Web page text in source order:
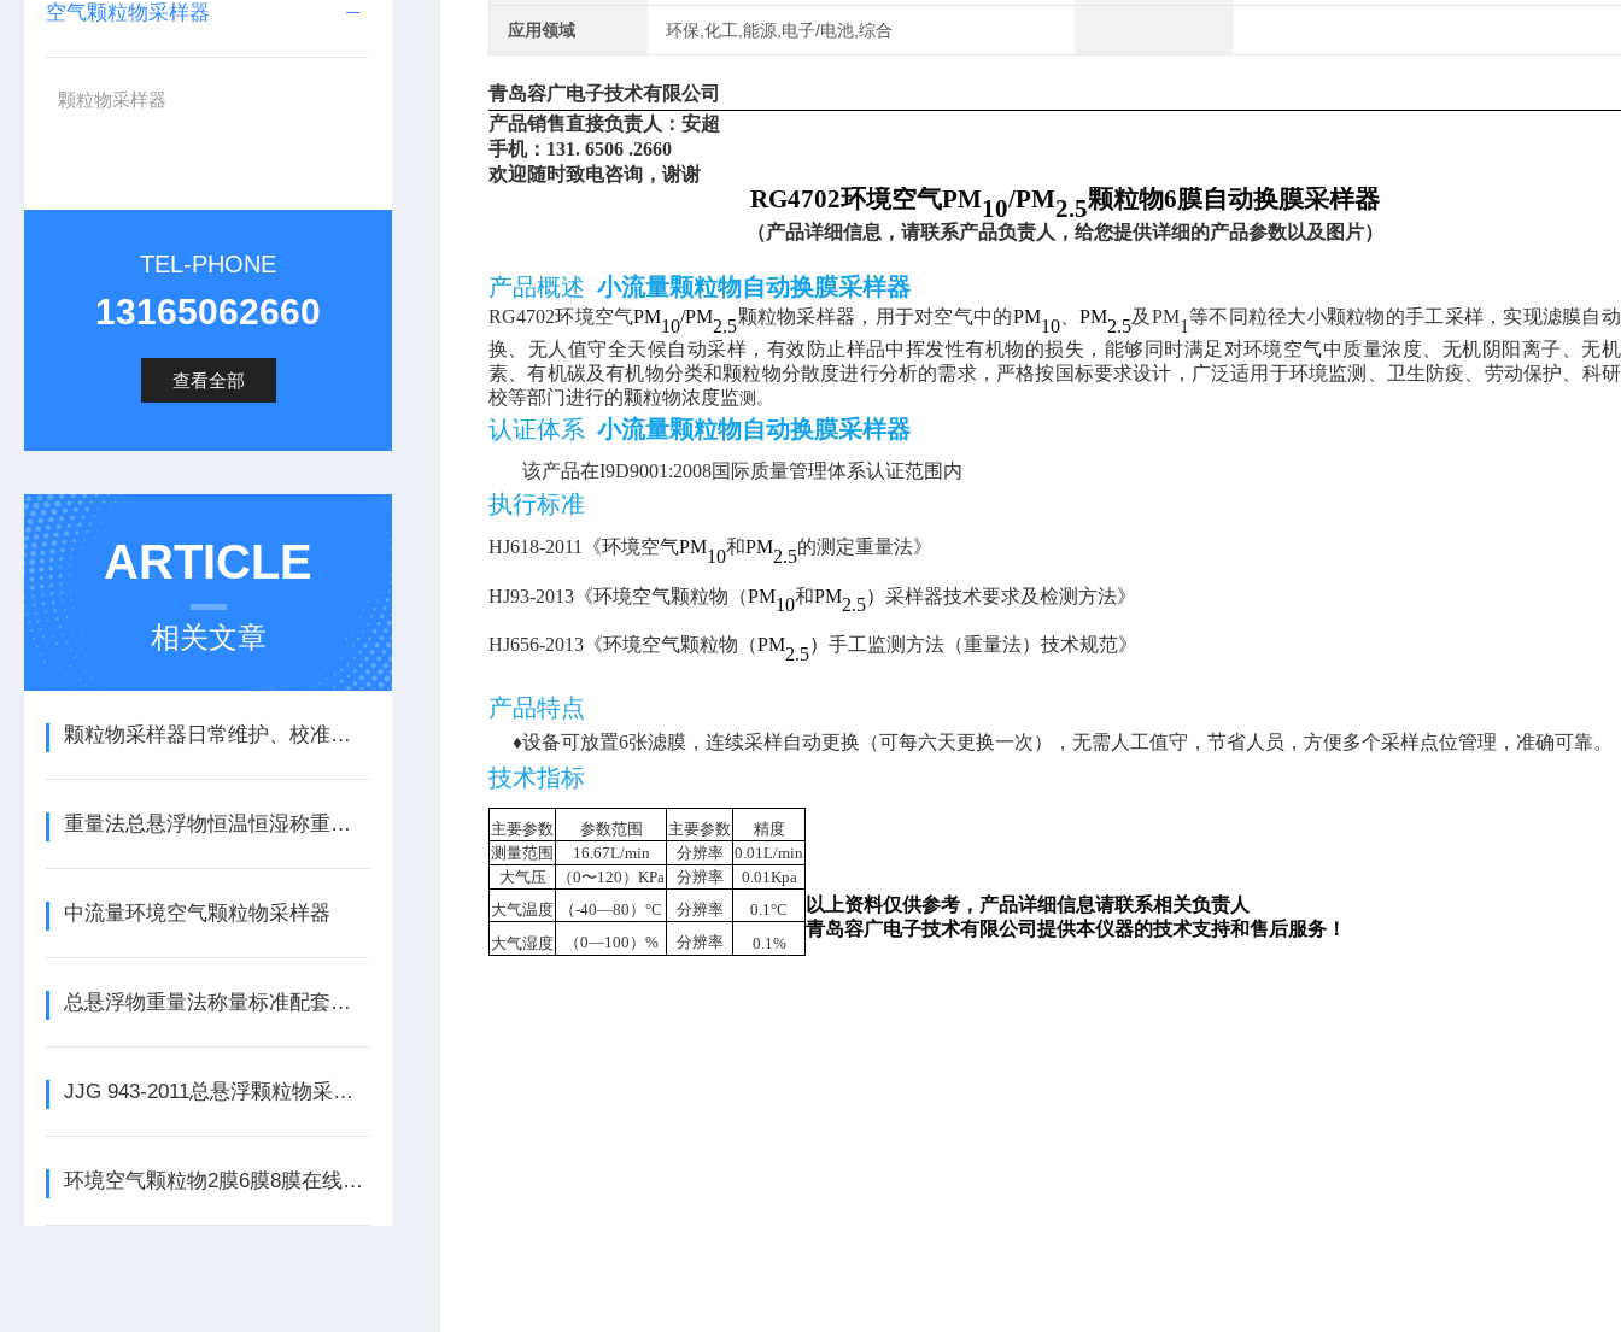
空气颗粒物采样器
颗粒物采样器
TEL-PHONE
13165062660
查看全部
ARTICLE
相关文章
颗粒物采样器日常维护、校准与周期核查要点
重量法总悬浮物恒温恒湿称重系统
中流量环境空气颗粒物采样器
总悬浮物重量法称量标准配套设备
JJG 943-2011总悬浮颗粒物采样器介绍
环境空气颗粒物2膜6膜8膜在线换膜采样器
应用领域 环保,化工,能源,电子/电池,综合
青岛容广电子技术有限公司
产品销售直接负责人：安超
手机： 131. 6506 .2660
欢迎随时致电咨询，谢谢
RG4702环境空气PM10/PM2.5颗粒物6膜自动换膜采样器
（产品详细信息，请联系产品负责人，给您提供详细的产品参数以及图片）
产品概述 小流量颗粒物自动换膜采样器
RG4702环境空气PM10/PM2 5颗粒物采样器，用于对空气中的PM10 、PM2 5及 PM1等不同粒径大小颗粒物的手工采样，实现滤膜自
换、无人值守全天候自动采样，有效防止样品中挥发性有机物的损失，能够同时满足对环境空气中质量浓度、无机阴阳离子、无
素、有机碳及有机物分类和颗粒物分散度进行分析的需求，严格按国标要求设计，广泛适用于环境监测、卫生防疫、劳动保护、科
校等部门进行的颗粒物浓度监测。
认证体系 小流量颗粒物自动换膜采样器
该产品在I9D9001 :2008国际质量管理体系认证范围内
执行标准
HJ618-2011 《环境空气PM10和PM2.5的测定重量法》
HJ93-2013 《环境空气颗粒物 （PM10和PM2.5） 采样器技术要求及检测方法》
HJ656-2013 《环境空气颗粒物 （PM2.5） 手工监测方法（重量法）技术规范》
产品特点
♦设备可放置6张滤膜，连续采样自动更换（可每六天更换一次），无需人工值守，节省人员，方便多个采样点位管理，准确可靠。
技术指标
主要参数 参数范围 主要参数
精度
测量范围
16.67L/min 分辨率
0.01L/min
大气压
（0〜120） KPa 分辨率 0. 01 Kpa
大气温度
（-40—80） °C 分辨率 0 1 °C
大气湿度
（0—100） % 分辨率 0. 1%
以上资料仅供参考，产品详细信息请联系相关负责人
青岛容广电子技术有限公司提供本仪器的技术支持和售后服务！